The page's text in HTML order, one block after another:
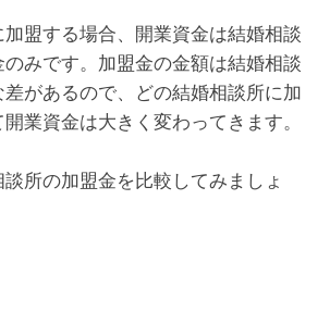
盟する場合、開業資金は結婚相談
みです。加盟金の金額は結婚相談
があるので、どの結婚相談所に加
業資金は大きく変わってきます。
所の加盟金を比較してみましょ